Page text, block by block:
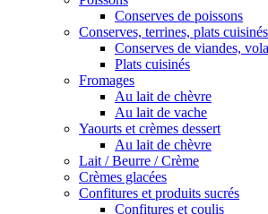
Conserves de poissons
Conserves, terrines, plats cuisinés
Conserves de viandes,
Plats cuisinés
Fromages
Au lait de chèvre
Au lait de vache
Yaourts et crèmes dessert
Au lait de chèvre
Lait / Beurre / Crème
Crèmes glacées
Confitures et produits sucrés
Confitures et coulis